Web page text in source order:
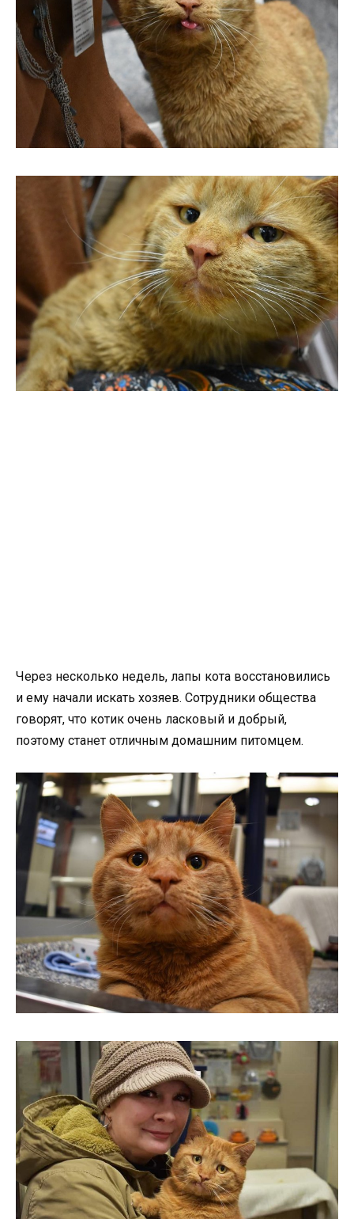
Через несколько недель, лапы кота восстановились
и ему начали искать хозяев. Сотрудники общества
говорят, что котик очень ласковый и добрый,
поэтому станет отличным домашним питомцем.